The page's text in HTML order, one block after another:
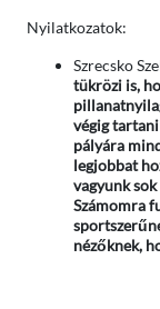
Nyilatkozatok:
Szrecsko
tükrözi is,
végig tartani
pályára
legjobbat
vagyunk
Számomra
nézőknek,